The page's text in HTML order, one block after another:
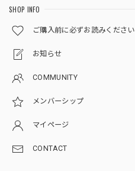
SHOP INFO
ご購入前に必ずお読みください
お知らせ
COMMUNITY
メンバーシップ
マイページ
CONTACT